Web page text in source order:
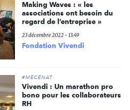
Making Waves : « les
associations ont besoin du
regard de l’entreprise »
23 décembre 2022 - 13:49
Fondation Vivendi
#MÉCÉNAT
Vivendi : Un marathon pro
bono pour les collaborateurs
RH